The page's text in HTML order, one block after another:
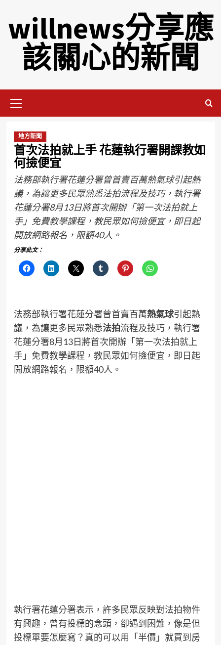
willnews分享應
該關心的新聞
地方新聞
首次法拍就上手 花蓮執行署開課教如
何撿便宜
法務部執行署花蓮分署曾首賣百萬熱氣球引起熱
議，為讓更多民眾熟悉法拍流程及技巧，執行署
花蓮分署8月13日將首次開辦「第一次法拍就上
手」免費教學課程，教民眾如何撿便宜，即日起
開放網路報名，限額40人。
分享此文：
法務部執行署花蓮分署曾首賣百萬熱氣球引起熱
議，為讓更多民眾熟悉法拍流程及技巧，執行署
花蓮分署8月13日將首次開辦「第一次法拍就上
手」免費教學課程，教民眾如何撿便宜，即日起
開放網路報名，限額40人。
執行署花蓮分署表示，許多民眾反映對法拍物件
有興趣，曾有投標的念頭，卻遇到困難，像是但
投標單要怎麼寫？真的可以用「半價」就買到房